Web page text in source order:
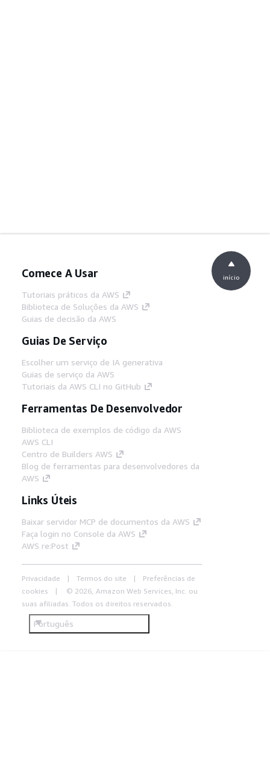
Comece A Usar
Tutoriais práticos da AWS
Biblioteca de Soluções da AWS
Guias de decisão da AWS
Guias De Serviço
Escolher um serviço de IA generativa
Guias de serviço da AWS
Tutoriais da AWS CLI no GitHub
Ferramentas De Desenvolvedor
Biblioteca de exemplos de código da AWS
AWS CLI
Centro de Builders AWS
Blog de ferramentas para desenvolvedores da
AWS
Links Úteis
Baixar servidor MCP de documentos da AWS
Faça login no Console da AWS
AWS re:Post
Privacidade Termos do site
Preferências de
cookies
© 2026, Amazon Web Services, Inc. ou
suas afiliadas. Todos os direitos reservados.
Português
início